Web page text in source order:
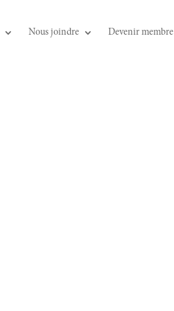
Nous joindre Devenir membre